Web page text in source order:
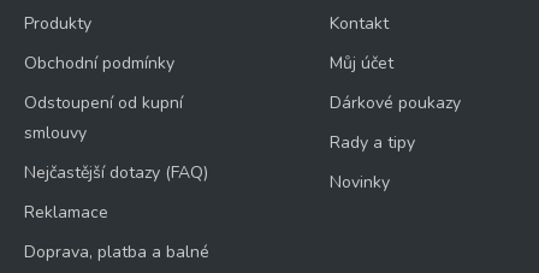
Produkty
Obchodní podmínky
Odstoupení od kupní
smlouvy
Nejčastější dotazy (FAQ)
Reklamace
Doprava, platba a balné
Kontakt
Můj účet
Dárkové poukazy
Rady a tipy
Novinky